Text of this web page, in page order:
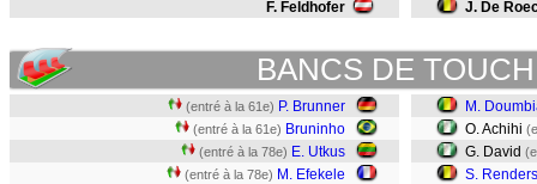
F. Feldhofer J. De
BANCS DE
(entré à la 61e) P. Brunner
(entré à la 61e) Bruninho
(entré à la 78e) E. Utkus
(entré à la 78e) M. Efekele
M.
O. Achihi
G. David
S. Renders